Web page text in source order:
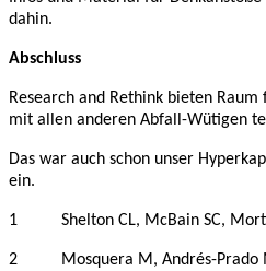
dahin.
Abschluss
Research and Rethink bieten
mit allen anderen Abfall-Wütigen
Das war auch schon unser
ein.
1 Shelton CL, McBain SC,
2 Mosquera M, Andrés-Prado MJ,